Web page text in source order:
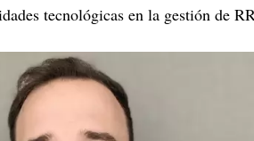
tecnológicas en la gestión de